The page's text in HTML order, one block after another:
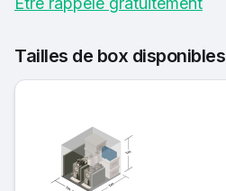
Tailles de box disponibles